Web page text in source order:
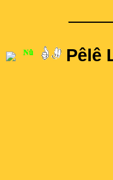
Pêlê